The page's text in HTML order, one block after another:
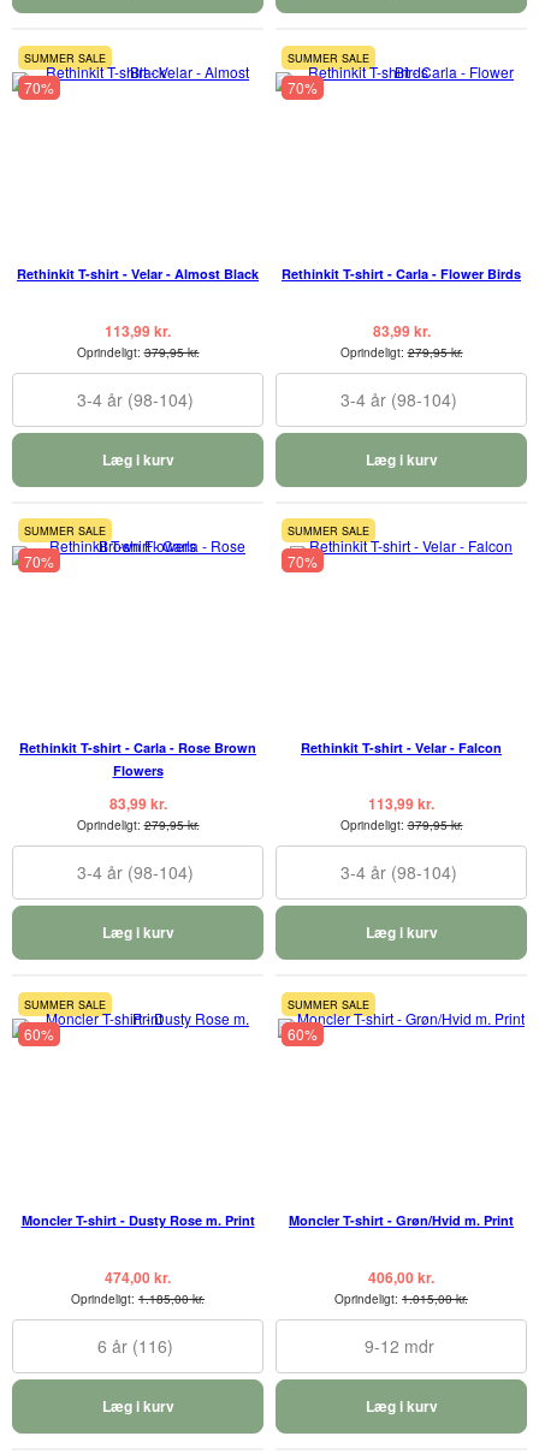
SUMMER SALE
70%
Rethinkit T-shirt - Velar - Almost Black
113,99 kr.
Oprindeligt:379,95 kr.
3-4 år (98-104)
Læg i kurv
SUMMER SALE
70%
Rethinkit T-shirt - Carla - Flower Birds
83,99 kr.
Oprindeligt:279,95 kr.
3-4 år (98-104)
Læg i kurv
SUMMER SALE
70%
Rethinkit T-shirt - Carla - Rose Brown
Flowers
83,99 kr.
Oprindeligt:279,95 kr.
3-4 år (98-104)
Læg i kurv
SUMMER SALE
70%
Rethinkit T-shirt - Velar - Falcon
113,99 kr.
Oprindeligt:379,95 kr.
3-4 år (98-104)
Læg i kurv
SUMMER SALE
60%
Moncler T-shirt - Dusty Rose m. Print
474,00 kr.
Oprindeligt: 1.185,00 kr.
6 år (116)
Læg i kurv
SUMMER SALE
60%
Moncler T-shirt - Grøn/Hvid m. Print
406,00 kr.
Oprindeligt: 1.015,00 kr.
9-12 mdr
Læg i kurv